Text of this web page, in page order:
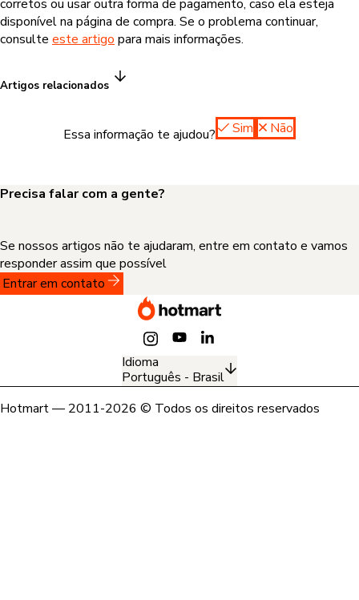
corretos ou usar outra forma de pagamento, caso ela esteja
disponível na página de compra. Se o problema continuar,
consulte este artigo para mais informações.
Artigos relacionados
Essa informação te ajudou? Sim Não
Precisa falar com a gente?
Se nossos artigos não te ajudaram, entre em contato e vamos
responder assim que possível
Entrar em contato
Idioma
Português - Brasil
Hotmart — 2011-2026 © Todos os direitos reservados